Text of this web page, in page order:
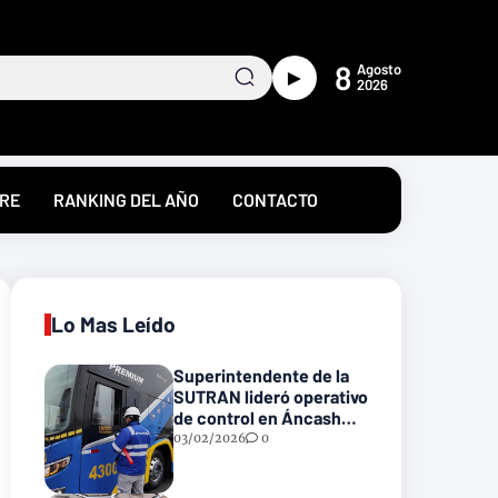
► 8 Agosto
2026
RANKING DEL AÑO CONTACTO
Lo Mas Leído
Superintendente de la
SUTRAN lideró operativo
de control en Áncash
para fortalecer la
03/02/2026 0